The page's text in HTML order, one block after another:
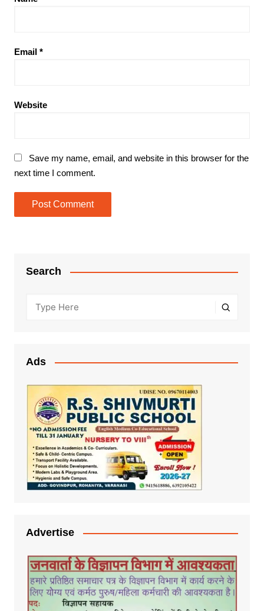
Email *
Website
Save my name, email, and website in this browser for the
next time I comment.
Search
Ads
Advertise